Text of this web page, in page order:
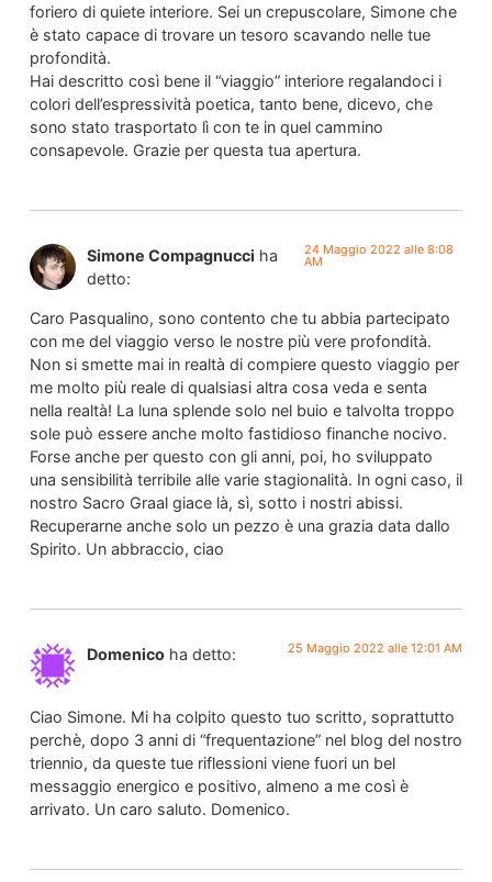
foriero di quiete interiore. Sei un crepuscolare, Simone che
è stato capace di trovare un tesoro scavando nelle tue
profondità.
Hai descritto così bene il “viaggio” interiore regalandoci i
colori dell’espressività poetica, tanto bene, dicevo, che
sono stato trasportato lì con te in quel cammino
consapevole. Grazie per questa tua apertura.
Simone Compagnucci ha
detto:
24 Maggio 2022 alle 8:08
AM
Caro Pasqualino, sono contento che tu abbia partecipato
con me del viaggio verso le nostre più vere profondità.
Non si smette mai in realtà di compiere questo viaggio per
me molto più reale di qualsiasi altra cosa veda e senta
nella realtà! La luna splende solo nel buio e talvolta troppo
sole può essere anche molto fastidioso finanche nocivo.
Forse anche per questo con gli anni, poi, ho sviluppato
una sensibilità terribile alle varie stagionalità. In ogni caso, il
nostro Sacro Graal giace là, sì, sotto i nostri abissi.
Recuperarne anche solo un pezzo è una grazia data dallo
Spirito. Un abbraccio, ciao
Domenico ha detto: 25 Maggio 2022 alle 12:01 AM
Ciao Simone. Mi ha colpito questo tuo scritto, soprattutto
perchè, dopo 3 anni di “frequentazione” nel blog del nostro
triennio, da queste tue riflessioni viene fuori un bel
messaggio energico e positivo, almeno a me così è
arrivato. Un caro saluto. Domenico.